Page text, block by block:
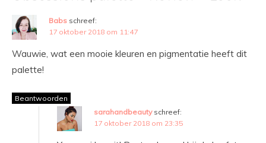
Babs schreef:
17 oktober 2018 om 11:47
Wauwie, wat een mooie kleuren en pigmentatie heeft dit
palette!
Beantwoorden
sarahandbeauty schreef:
17 oktober 2018 om 23:35